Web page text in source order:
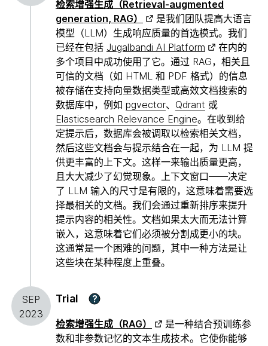
检索增强生成（Retrieval-augmented
generation, RAG）
是我们团队提高大语言
模型（LLM）生成响应质量的首选模式。我们
已经在包括 Jugalbandi AI Platform
在内的
多个项目中成功使用了它。通过 RAG，相关且
可信的文档（如 HTML 和 PDF 格式）的信息
被存储在支持向量数据类型或高效文档搜索的
数据库中，例如 pgvector、 Qdrant 或
Elasticsearch Relevance Engine。在收到给
定提示后，数据库会被调取以检索相关文档，
然后这些文档会与提示结合在一起，为 LLM 提
供更丰富的上下文。这样一来输出质量更高，
且大大减少了幻觉现象。上下文窗口——决定
了 LLM 输入的尺寸是有限的，这意味着需要选
择最相关的文档。我们会通过重新排序来提升
提示内容的相关性。文档如果太大而无法计算
嵌入，这意味着它们必须被分割成更小的块。
这通常是一个困难的问题，其中一种方法是让
这些块在某种程度上重叠。
SEP
2023
Trial ?
检索增强生成（RAG）
是一种结合预训练参
数和非参数记忆的文本生成技术。它使你能够